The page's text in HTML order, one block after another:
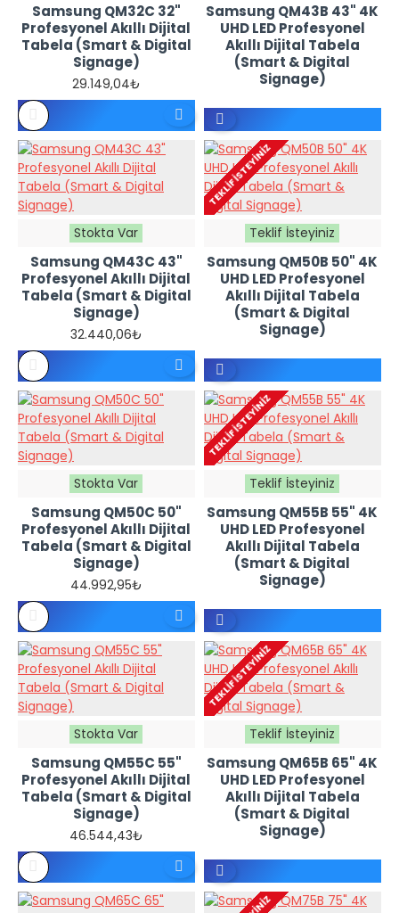
TEKLIF
İSTEYINIZ
Samsung QM32C 32"
Profesyonel Akıllı Dijital
Tabela (Smart & Digital
Signage)
29.149,04₺
Samsung QM43B 43" 4K
UHD LED Profesyonel
Akıllı Dijital Tabela
(Smart & Digital
Signage)
TEKLIF
İSTEYINIZ
Stokta Var
Samsung QM43C 43"
Profesyonel Akıllı Dijital
Tabela (Smart & Digital
Signage)
32.440,06₺
TEKLIF İSTEYINIZ
Teklif İsteyiniz
Samsung QM50B 50" 4K
UHD LED Profesyonel
Akıllı Dijital Tabela
(Smart & Digital
Signage)
TEKLIF
İSTEYINIZ
Stokta Var
Samsung QM50C 50"
Profesyonel Akıllı Dijital
Tabela (Smart & Digital
Signage)
44.992,95₺
TEKLIF İSTEYINIZ
Teklif İsteyiniz
Samsung QM55B 55" 4K
UHD LED Profesyonel
Akıllı Dijital Tabela
(Smart & Digital
Signage)
TEKLIF
Stokta Var
Samsung QM55C 55"
Profesyonel Akıllı Dijital
Tabela (Smart & Digital
Signage)
46.544,43₺
TEKLIF İSTEYINIZ
Teklif İsteyiniz
Samsung QM65B 65" 4K
UHD LED Profesyonel
Akıllı Dijital Tabela
(Smart & Digital
Signage)